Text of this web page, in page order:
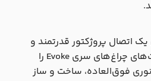
یک اتصال پروژکتور قدرتمند و
چندمنظوره است که قابلیت‌های چراغ‌های سری Evoke را
فوق‌العاده، ساخت و ساز